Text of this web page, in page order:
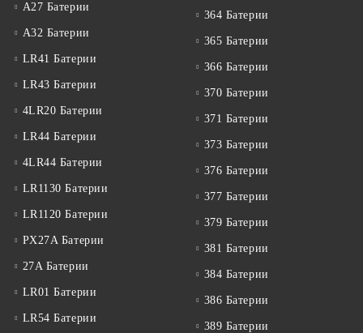
A27 Батерии
A32 Батерии
LR41 Батерии
LR43 Батерии
4LR20 Батерии
LR44 Батерии
4LR44 Батерии
LR1130 Батерии
LR1120 Батерии
PX27A Батерии
27A Батерии
LR01 Батерии
LR54 Батерии
364 Батерии
365 Батерии
366 Батерии
370 Батерии
371 Батерии
373 Батерии
376 Батерии
377 Батерии
379 Батерии
381 Батерии
384 Батерии
386 Батерии
389 Батерии